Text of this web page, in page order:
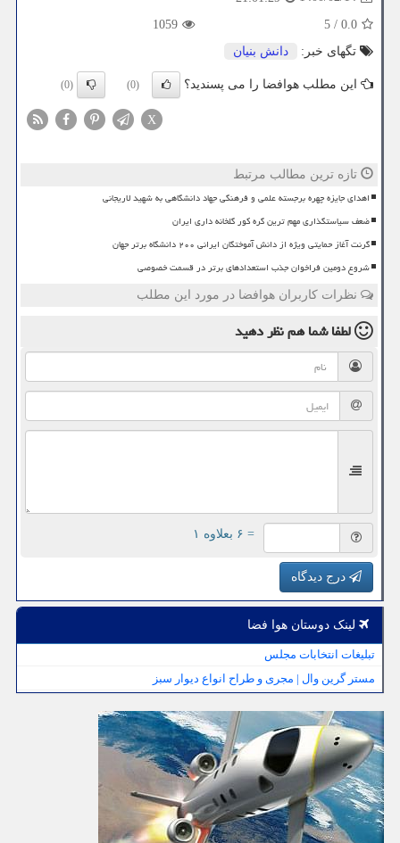
0.0
/
5
1059
تگهای خبر:
دانش بنیان
این مطلب هوافضا را می پسندید؟ (0)
(0)
X
تازه ترین مطالب مرتبط
اهدای جایزه چهره برجسته علمی و فرهنگی جهاد دانشگاهی به شهید لاریجانی
ضعف سیاستگذاری مهم ترین گره کور گلخانه داری ایران
گرنت آغاز حمایتی ویژه از دانش آموختگان ایرانی ۲۰۰ دانشگاه برتر جهان
شروع دومین فراخوان جذب استعدادهای برتر در قسمت خصوصی
نظرات کاربران هوافضا در مورد این مطلب
لطفا شما همنظر دهید
= ۶ بعلاوه ۱
درج دیدگاه
لینک دوستان هوا فضا
تبلیغات انتخابات مجلس
مستر گرین وال | مجری و طراح انواع دیوار سبز